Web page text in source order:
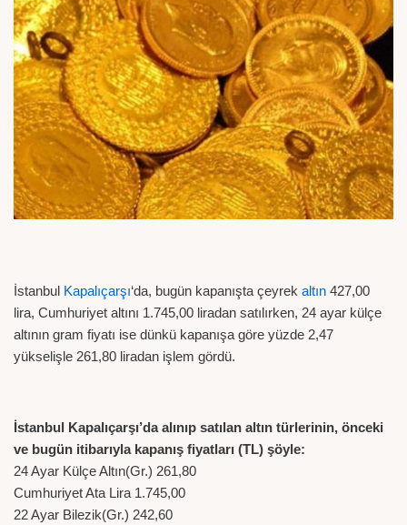
İstanbul Kapalıçarşı‘da, bugün kapanışta çeyrek altın 427,00
lira, Cumhuriyet altını 1.745,00 liradan satılırken, 24 ayar külçe
altının gram fiyatı ise dünkü kapanışa göre yüzde 2,47
yükselişle 261,80 liradan işlem gördü.
İstanbul Kapalıçarşı’da alınıp satılan altın türlerinin, önceki
ve bugün itibarıyla kapanış fiyatları (TL) şöyle:
24 Ayar Külçe Altın(Gr.) 261,80
Cumhuriyet Ata Lira 1.745,00
22 Ayar Bilezik(Gr.) 242,60